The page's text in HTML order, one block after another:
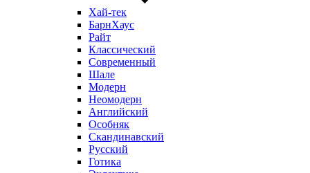
Хай-тек
БарнХаус
Райт
Классический
Современный
Шале
Модерн
Неомодерн
Английский
Особняк
Скандинавский
Русский
Готика